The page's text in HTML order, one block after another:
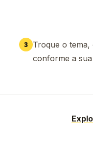
3
Troque o tema,
conforme a sua